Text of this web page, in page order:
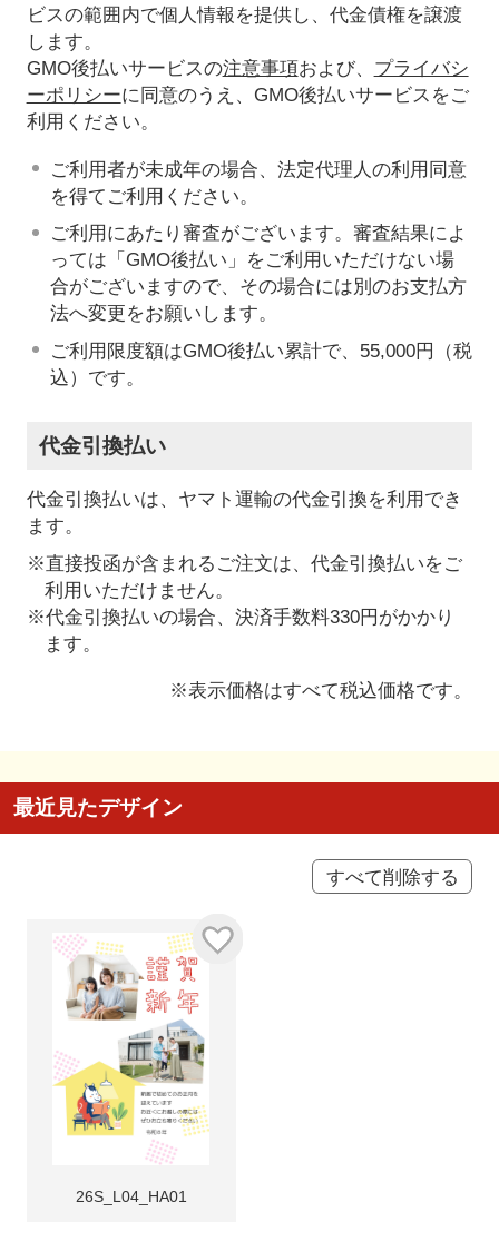
ビスの範囲内で個人情報を提供し、代金債権を譲渡
します。
GMO後払いサービスの注意事項および、 プライバシ
ーポリシーに同意のうえ、GMO後払いサービスをご
利用ください。
ご利用者が未成年の場合、法定代理人の利用同意
を得てご利用ください。
ご利用にあたり審査がございます。審査結果によ
っては「GMO後払い」をご利用いただけない場
合がございますので、その場合には別のお支払方
法へ変更をお願いします。
ご利用限度額はGMO後払い累計で、55,000円（税
込）です。
代金引換払い
代金引換払いは、ヤマト運輸の代金引換を利用でき
ます。
※直接投函が含まれるご注文は、代金引換払いをご
利用いただけません。
※代金引換払いの場合、決済手数料330円がかかり
ます。
※表示価格はすべて税込価格です。
最近見たデザイン
すべて削除する
26S_L04_HA01